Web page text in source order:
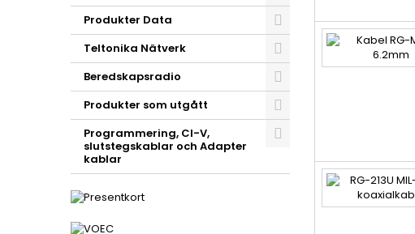
Produkter Data
Teltonika Nätverk
Beredskapsradio
Produkter som utgått
Programmering, CI-V,
slutstegskablar och Adapter
kablar